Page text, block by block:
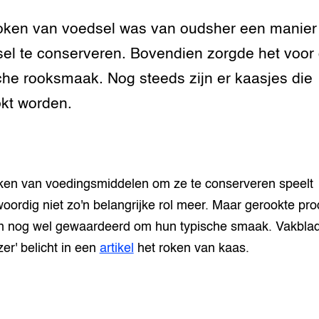
dierenwelzijn: het
voor varkens
van voedsel was van oudsher een
te conserveren. Bovendien zorgde het voor
rooksmaak. Nog steeds zijn er kaasjes die
worden.
van voedingsmiddelen om ze te conserveren speelt
niet zo'n belangrijke rol meer. Maar gerookte
nog wel gewaardeerd om hun typische smaak.
belicht in een artikel het roken van kaas.